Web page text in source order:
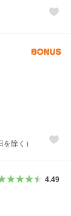
除く）
4.49